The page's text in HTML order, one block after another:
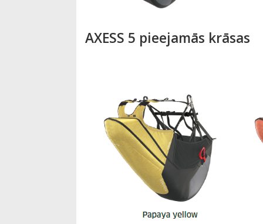
AXESS 5 pieejamās krāsas